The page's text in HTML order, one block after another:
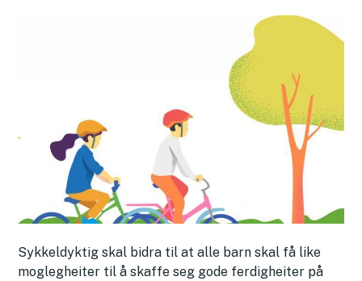
Sykkeldyktig skal bidra til at alle barn skal få like
moglegheiter til å skaffe seg gode ferdigheiter på